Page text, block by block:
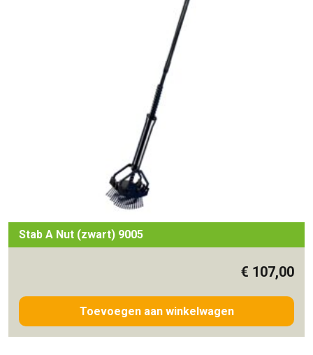
Stab A Nut (zwart) 9005
€ 107,00
Toevoegen aan winkelwagen